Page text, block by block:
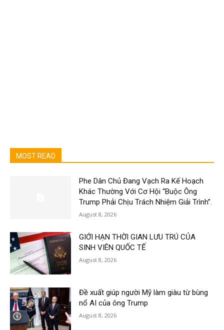
MOST READ
Phe Dân Chủ Đang Vạch Ra Kế Hoạch
Khác Thường Với Cơ Hội “Buộc Ông
Trump Phải Chịu Trách Nhiệm Giải Trình”.
August 8, 2026
GIỚI HẠN THỜI GIAN LƯU TRÚ CỦA
SINH VIÊN QUỐC TẾ
August 8, 2026
Đề xuất giúp người Mỹ làm giàu từ bùng
nổ AI của ông Trump
August 8, 2026